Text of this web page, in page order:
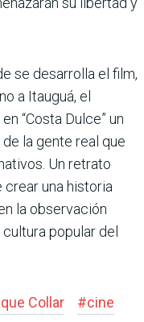
se desarrolla el film,
a Itauguá, el
“Costa Dulce” un
la gente real que
Un retrato
crear una historia
la observación
popular del
Collar #cine